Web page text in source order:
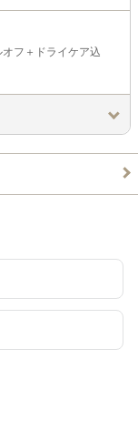
フ＋ドライケア込